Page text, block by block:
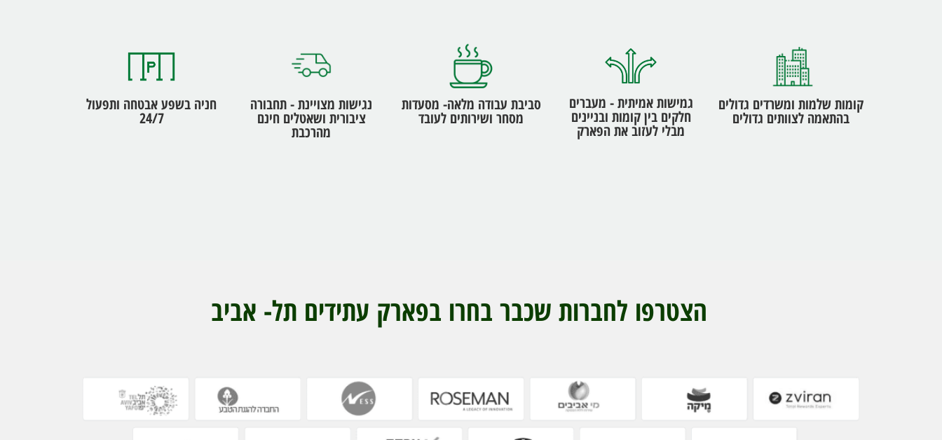
קומות שלמות ומשרדים גדולים
בהתאמה לצוותים גדולים
גמישות אמיתית - מעברים
חלקים בין קומות ובניינים
מבלי לעזוב את הפארק
סביבת עבודה מלאה- מסעדות
מסחר ושירותים לעובד
נגישות מצויינת - תחבורה
ציבורית ושאטלים חינם
מהרכבת
חניה בשפע אבטחה ותפעול
24/7
הצטרפו לחברות שכבר בחרו בפארק עתידים תל- אביב